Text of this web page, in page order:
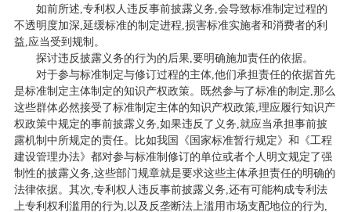
如前所述,专利权人违反事前披露义务,会导致标准制定过程的
不透明度加深,延缓标准的制定进程,损害标准实施者和消费者的利
益,应当受到规制。
探讨违反披露义务的行为的后果,要明确施加责任的依据。
对于参与标准制定与修订过程的主体,他们承担责任的依据首先
是标准制定主体制定的知识产权政策。既然参与了标准的制定,那么
这些群体必然接受了标准制定主体的知识产权政策,理应履行知识产
权政策中规定的事前披露义务,如果违反了义务,就应当承担事前披
露机制中所规定的责任。比如我国《国家标准暂行规定》和《工程
建设管理办法》都对参与标准制修订的单位或者个人明文规定了强
制性的披露义务,这些部门规章就是要求这些主体承担责任的明确的
法律依据。其次,专利权人违反事前披露义务,还有可能构成专利法
上专利权利滥用的行为,以及反垄断法上滥用市场支配地位的行为,